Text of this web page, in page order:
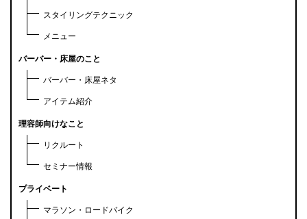
スタイリングテクニック
メニュー
バーバー・床屋のこと
バーバー・床屋ネタ
アイテム紹介
理容師向けなこと
リクルート
セミナー情報
プライベート
マラソン・ロードバイク